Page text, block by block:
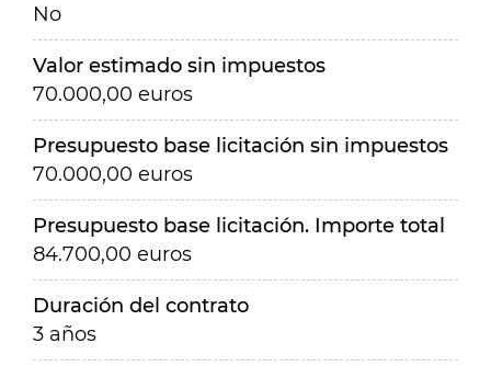
No
Valor estimado sin impuestos
70.000,00 euros
Presupuesto base licitación sin impuestos
70.000,00 euros
Presupuesto base licitación. Importe total
84.700,00 euros
Duración del contrato
3 años